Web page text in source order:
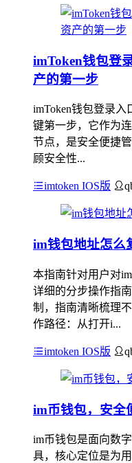
imToken钱包登
产的第一步
imToken钱包登录
键第一步，它作为
节点，是安全便捷
顾安全性...
imtoken IOS版
im钱包地址怎么
本指南针对用户对
详细的分步操作指
制，指南清晰梳理
作路径：从打开i...
imtoken IOS版
im币钱包，安全
im币钱包是面向数
具，核心定位是为